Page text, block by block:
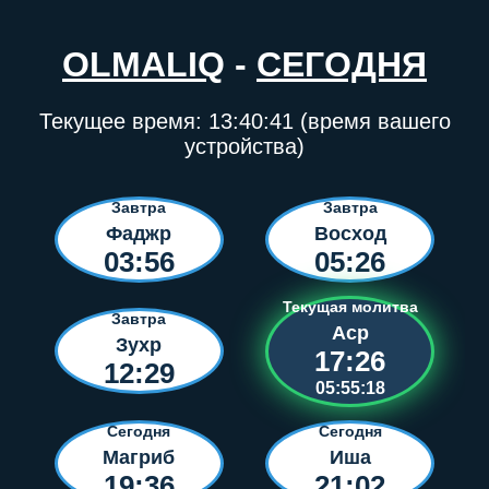
OLMALIQ - СЕГОДНЯ
Текущее время: 13:40:41 (время вашего
устройства)
Завтра
Фаджр
03:56
Завтра
Восход
05:26
Завтра
Зухр
12:29
Текущая молитва
Аср
17:26
05:55:18
Сегодня
Магриб
Сегодня
Иша